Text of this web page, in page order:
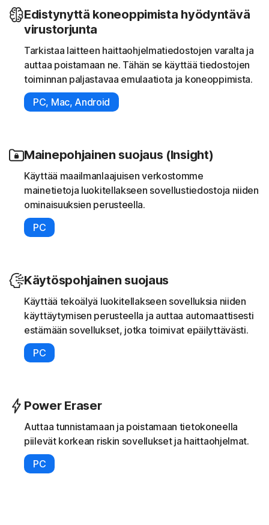
Edistynyttä koneoppimista hyödyntävä
virustorjunta
Tarkistaa laitteen haittaohjelmatiedostojen varalta ja
auttaa poistamaan ne. Tähän se käyttää tiedostojen
toiminnan paljastavaa emulaatiota ja koneoppimista.
PC, Mac, Android
Mainepohjainen suojaus (Insight)
Käyttää maailmanlaajuisen verkostomme
mainetietoja luokitellakseen sovellustiedostoja niiden
ominaisuuksien perusteella.
PC
Käytöspohjainen suojaus
Käyttää tekoälyä luokitellakseen sovelluksia niiden
käyttäytymisen perusteella ja auttaa automaattisesti
estämään sovellukset, jotka toimivat epäilyttävästi.
PC
Power Eraser
Auttaa tunnistamaan ja poistamaan tietokoneella
piilevät korkean riskin sovellukset ja haittaohjelmat.
PC